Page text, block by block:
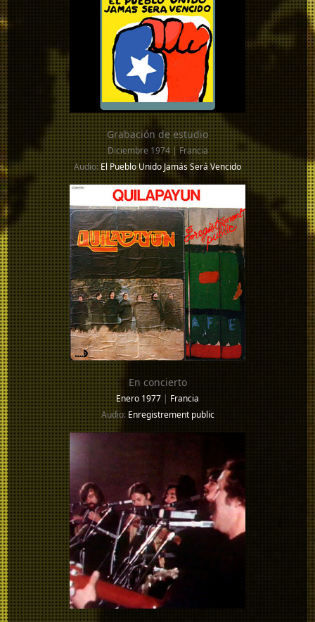
Grabación de estudio
Diciembre 1974 | Francia
Audio:El Pueblo Unido Jamás Será Vencido
En concierto
Enero 1977 | Francia
Audio: Enregistrement public